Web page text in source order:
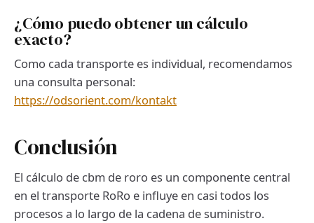
¿Cómo puedo obtener un cálculo
exacto?
Como cada transporte es individual, recomendamos
una consulta personal:
https://odsorient.com/kontakt
Conclusión
El cálculo de cbm de roro es un componente central
en el transporte RoRo e influye en casi todos los
procesos a lo largo de la cadena de suministro.